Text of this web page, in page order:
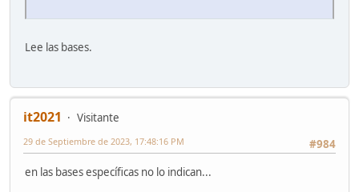
Lee las bases.
it2021
Visitante
#984
29 de Septiembre de 2023, 17:48:16 PM
en las bases específicas no lo indican...